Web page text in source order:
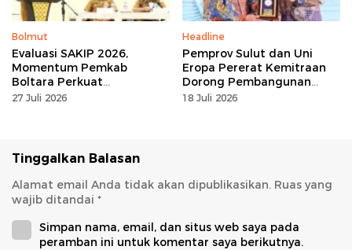
Bolmut
Evaluasi SAKIP 2026,
Momentum Pemkab
Boltara Perkuat
Akuntabilitas dan Kinerja
27 Juli 2026
Headline
Pemprov Sulut dan Uni
Eropa Pererat Kemitraan
Dorong Pembangunan
Berkelanjutan
18 Juli 2026
Tinggalkan Balasan
Alamat email Anda tidak akan dipublikasikan. Ruas yang
wajib ditandai *
Simpan nama, email, dan situs web saya pada
peramban ini untuk komentar saya berikutnya.